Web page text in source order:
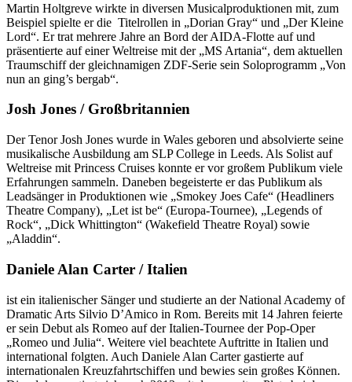
Martin Holtgreve wirkte in diversen Musicalproduktionen mit, zum
Beispiel spielte er die Titelrollen in „Dorian Gray“ und „Der Kleine
Lord“. Er trat mehrere Jahre an Bord der AIDA-Flotte auf und
präsentierte auf einer Weltreise mit der „MS Artania“, dem aktuellen
Traumschiff der gleichnamigen ZDF-Serie sein Soloprogramm „Von
nun an ging’s bergab“.
Josh Jones / Großbritannien
Der Tenor Josh Jones wurde in Wales geboren und absolvierte seine
musikalische Ausbildung am SLP College in Leeds. Als Solist auf
Weltreise mit Princess Cruises konnte er vor großem Publikum viele
Erfahrungen sammeln. Daneben begeisterte er das Publikum als
Leadsänger in Produktionen wie „Smokey Joes Cafe“ (Headliners
Theatre Company), „Let ist be“ (Europa-Tournee), „Legends of
Rock“, „Dick Whittington“ (Wakefield Theatre Royal) sowie
„Aladdin“.
Daniele Alan Carter / Italien
ist ein italienischer Sänger und studierte an der National Academy of
Dramatic Arts Silvio D’Amico in Rom. Bereits mit 14 Jahren feierte
er sein Debut als Romeo auf der Italien-Tournee der Pop-Oper
„Romeo und Julia“. Weitere viel beachtete Auftritte in Italien und
international folgten. Auch Daniele Alan Carter gastierte auf
internationalen Kreuzfahrtschiffen und bewies sein großes Können.